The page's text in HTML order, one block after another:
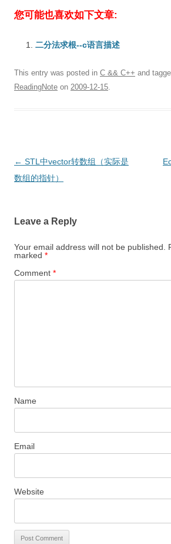
您可能也喜欢如下文章:
二分法求根--c语言描述
This entry was posted in C && C++ and
ReadingNote on 2009-12-15.
Post
navigation
← STL中vector转数组（实际是
数组的指针）
Leave a Reply
Your email address will not be published.
marked *
Comment *
Name
Email
Website